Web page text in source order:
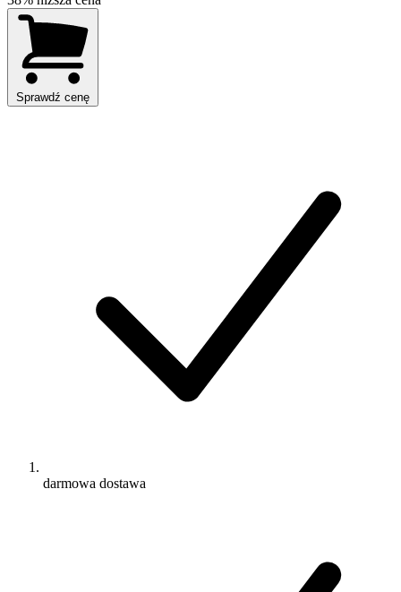
Sprawdź cenę
darmowa dostawa